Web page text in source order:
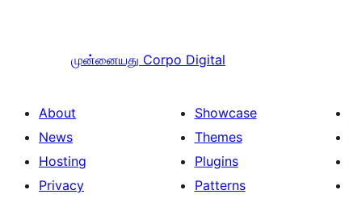
முன்னையது Corpo Digital
About
News
Hosting
Privacy
Showcase
Themes
Plugins
Patterns